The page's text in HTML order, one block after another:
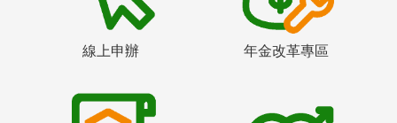
線上申辦 年金改革專區